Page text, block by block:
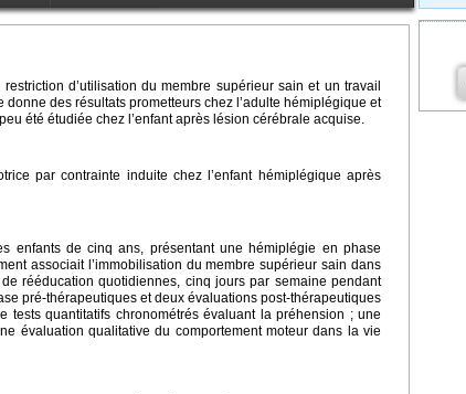
d’utilisation du membre supérieur sain et un travail
des résultats prometteurs chez l’adulte hémiplégique et
été étudiée chez l’enfant après lésion cérébrale acquise.
par contrainte induite chez l’enfant hémiplégique après
enfants de cinq ans, présentant une hémiplégie en phase
associait l’immobilisation du membre supérieur sain dans
rééducation quotidiennes, cinq jours par semaine pendant
pré-thérapeutiques et deux évaluations post-thérapeutiques
tests quantitatifs chronométrés évaluant la préhension ; une
évaluation qualitative du comportement moteur dans la vie